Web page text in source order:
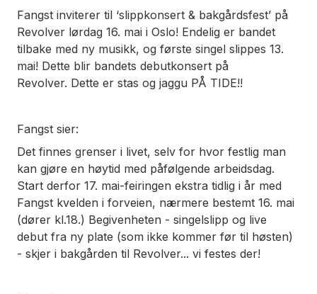
Fangst inviterer til ‘slippkonsert & bakgårdsfest’ på
Revolver lørdag 16. mai i Oslo! Endelig er bandet
tilbake med ny musikk, og første singel slippes 13.
mai! Dette blir bandets debutkonsert på
Revolver. Dette er stas og jaggu PÅ TIDE!!
Fangst sier:
Det finnes grenser i livet, selv for hvor festlig man
kan gjøre en høytid med påfølgende arbeidsdag.
Start derfor 17. mai-feiringen ekstra tidlig i år med
Fangst kvelden i forveien, nærmere bestemt 16. mai
(dører kl.18.) Begivenheten - singelslipp og live
debut fra ny plate (som ikke kommer før til høsten)
- skjer i bakgården til Revolver... vi festes der!